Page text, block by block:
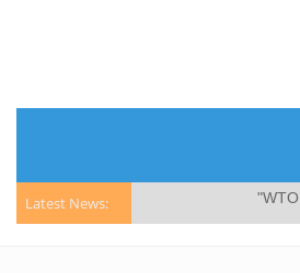
Latest News: "WTO